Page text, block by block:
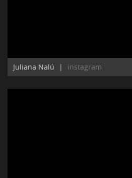
Juliana Nalú | instagram